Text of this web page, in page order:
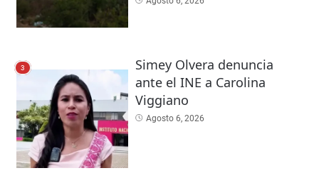
3
Simey Olvera denuncia
ante el INE a Carolina
Viggiano
Agosto 6, 2026